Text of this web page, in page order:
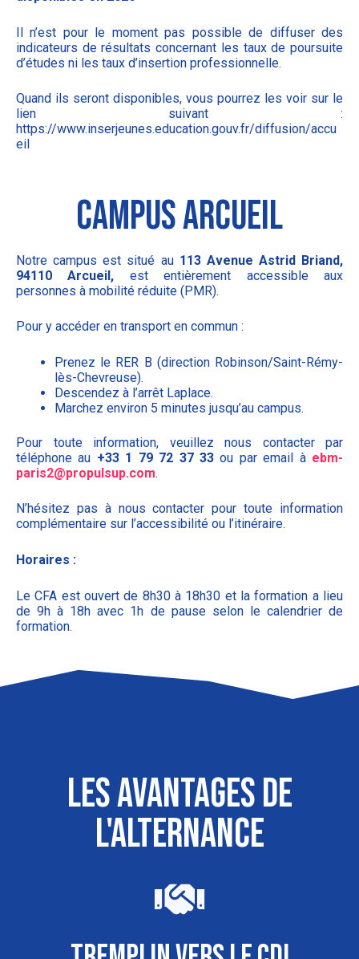
Il n’est pour le moment pas possible de diffuser des
indicateurs de résultats concernant les taux de poursuite
d’études ni les taux d’insertion professionnelle.
Quand ils seront disponibles, vous pourrez les voir sur le
lien suivant :
https://www.inserjeunes.education.gouv.fr/diffusion/accu
eil
campus arcueil
Notre campus est situé au 113 Avenue Astrid Briand,
94110 Arcueil, est entièrement accessible aux
personnes à mobilité réduite (PMR).
Pour y accéder en transport en commun :
Prenez le RER B (direction Robinson/Saint-Rémy-
lès-Chevreuse).
Descendez à l’arrêt Laplace.
Marchez environ 5 minutes jusqu’au campus.
Pour toute information, veuillez nous contacter par
téléphone au +33 1 79 72 37 33ou par email à ebm-
paris2@propulsup.com.
N’hésitez pas à nous contacter pour toute information
complémentaire sur l’accessibilité ou l’itinéraire.
Horaires :
Le CFA est ouvert de 8h30 à 18h30 et la formation a lieu
de 9h à 18h avec 1h de pause selon le calendrier de
formation.
Les avantages de
l'alternance